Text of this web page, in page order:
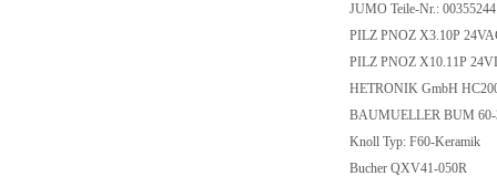
JUMO Teile-Nr.:
PILZ PNOZ X3.10P
PILZ PNOZ X10.11P
HETRONIK GmbH
BAUMUELLER BUM
Knoll Typ: F60-Keramik
Bucher QXV41-050R